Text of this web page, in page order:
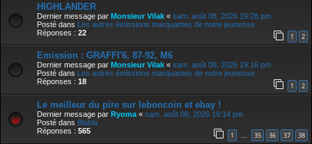
HIGHLANDER
Dernier message par Monsieur Vilak « sam. août 08, 2026 19:28 pm
Posté dans Les autres émissions marquantes de notre jeunesse
Réponses : 22 1 2
Emission : GRAFFI'6, 87-92, M6
Dernier message par Monsieur Vilak « sam. août 08, 2026 19:16 pm
Posté dans
Les autres émissions marquantes de notre jeunesse
Réponses : 18 1 2
Le meilleur du pire sur leboncoin et ebay !
Dernier message par Ryoma « sam. août 08, 2026 19:14 pm
Posté dans Blabla
Réponses : 565 1 35 36 37 38